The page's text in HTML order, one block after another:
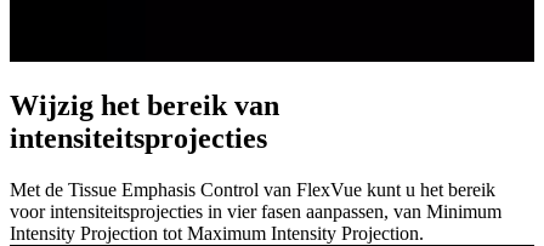
Wijzig het bereik van
intensiteitsprojecties
Met de Tissue Emphasis Control van FlexVue kunt u het bereik
voor intensiteitsprojecties in vier fasen aanpassen, van Minimum
Intensity Projection tot Maximum Intensity Projection.